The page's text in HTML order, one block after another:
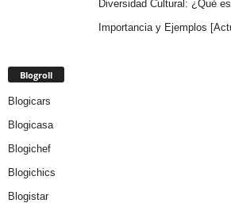
Diversidad Cultural: ¿Qué
Importancia y Ejemplos
Blogroll
Blogicars
Blogicasa
Blogichef
Blogichics
Blogistar